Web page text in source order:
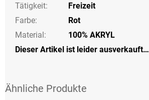
Tätigkeit:
Freizeit
Farbe:
Rot
Material:
100% AKRYL
Dieser Artikel ist leider ausverkauft…